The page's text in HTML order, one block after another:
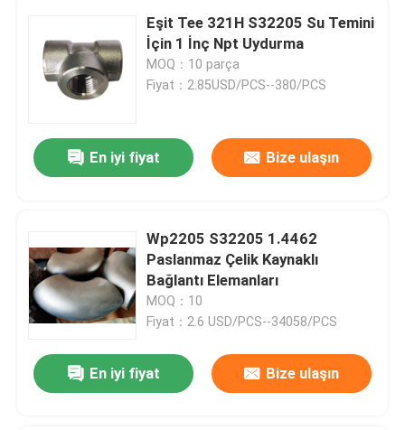
Eşit Tee 321H S32205 Su Temini
İçin 1 İnç Npt Uydurma
MOQ：10 parça
Fiyat：2.85USD/PCS--380/PCS
En iyi fiyat Bize ulaşın
Wp2205 S32205 1.4462
Paslanmaz Çelik Kaynaklı
Bağlantı Elemanları
MOQ：10
Fiyat：2.6 USD/PCS--34058/PCS
En iyi fiyat Bize ulaşın